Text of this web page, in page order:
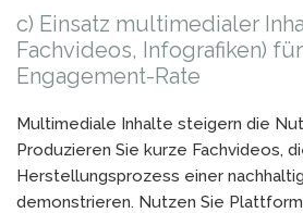
c) Einsatz multimedialer
Fachvideos, Infografiken)
Engagement-Rate
Multimediale Inhalte steigern die
Produzieren Sie kurze Fachvideos,
Herstellungsprozess einer
demonstrieren. Nutzen Sie